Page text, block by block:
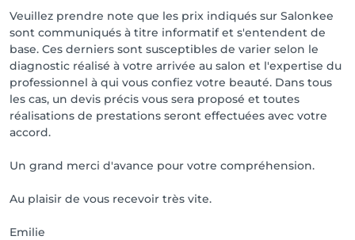
Veuillez prendre note que les prix indiqués sur Salonkee
sont communiqués à titre informatif et s'entendent de
base. Ces derniers sont susceptibles de varier selon le
diagnostic réalisé à votre arrivée au salon et l'expertise du
professionnel à qui vous confiez votre beauté. Dans tous
les cas, un devis précis vous sera proposé et toutes
réalisations de prestations seront effectuées avec votre
accord.
Un grand merci d'avance pour votre compréhension.
Au plaisir de vous recevoir très vite.
Emilie